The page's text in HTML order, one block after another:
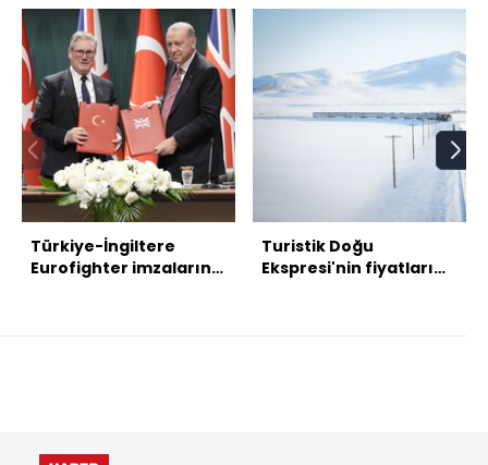
Türkiye-İngiltere
Eurofighter imzalarını
Turistik Doğu
Ekspresi'nin fiyatları